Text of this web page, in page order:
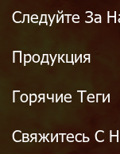
Следуйте За
Продукция
Горячие Теги
Свяжитесь С